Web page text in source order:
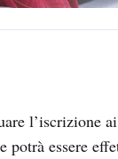
l’iscrizione
potrà essere